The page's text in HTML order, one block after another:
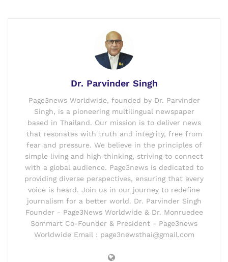
Dr. Parvinder Singh
Page3news Worldwide, founded by Dr. Parvinder
Singh, is a pioneering multilingual newspaper
based in Thailand. Our mission is to deliver news
that resonates with truth and integrity, free from
fear and pressure. We believe in the principles of
simple living and high thinking, striving to connect
with a global audience. Page3news is dedicated to
providing diverse perspectives, ensuring that every
voice is heard. Join us in our journey to redefine
journalism for a better world. Dr. Parvinder Singh
Founder - Page3News Worldwide & Dr. Monruedee
Sommart Co-Founder & President - Page3news
Worldwide Email : page3newsthai@gmail.com